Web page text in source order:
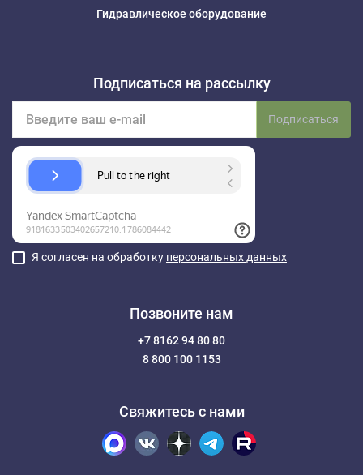
Гидравлическое оборудование
Подписаться на рассылку
Подписаться
Я согласен на обработку персональных данных
Позвоните нам
+7 8162 94 80 80
8 800 100 1153
Свяжитесь с нами